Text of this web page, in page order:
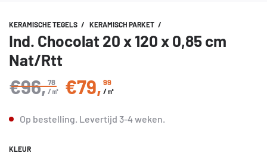
KERAMISCHE TEGELS / KERAMISCH PARKET /
Ind. Chocolat 20 x 120 x 0,85 cm
Nat/Rtt
Normale prijs
€96,78
/㎡
€79, 99
/㎡
Op bestelling. Levertijd 3-4 weken.
KLEUR